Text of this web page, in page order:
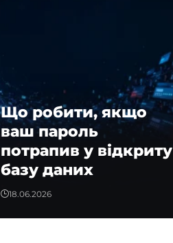
Що робити, якщо
ваш пароль
потрапив у відкриту
базу даних
18.06.2026